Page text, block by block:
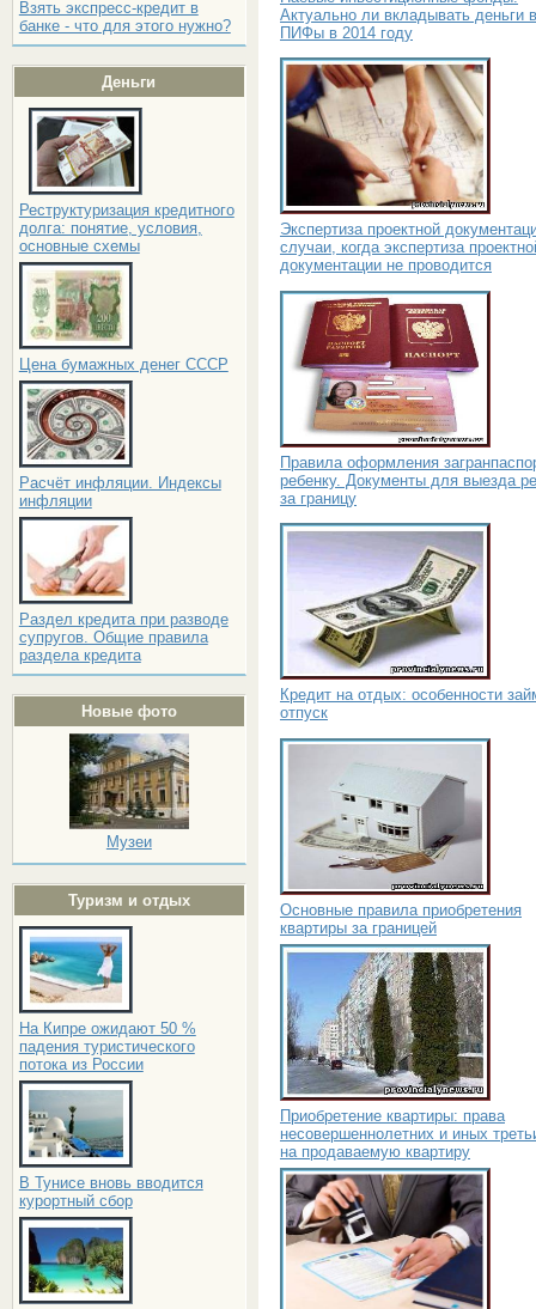
Взять экспресс-кредит в
банке - что для этого нужно?
Деньги
Реструктуризация кредитного
долга: понятие, условия,
основные схемы
Цена бумажных денег СССР
Расчёт инфляции. Индексы
инфляции
Раздел кредита при разводе
супругов. Общие правила
раздела кредита
Новые фото
Музеи
Туризм и отдых
На Кипре ожидают 50 %
падения туристического
потока из России
В Тунисе вновь вводится
курортный сбор
Актуально ли вкладывать деньги в
ПИФы в 2014 году
Экспертиза проектной
случаи, когда экспертиза
документации не проводится
Правила оформления
ребенку. Документы для выезда
за границу
Кредит на отдых: особенности
отпуск
Основные правила приобретения
квартиры за границей
Приобретение квартиры: права
несовершеннолетних и иных
на продаваемую квартиру